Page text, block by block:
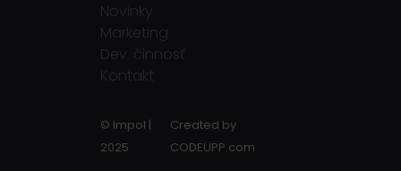
Novinky
Marketing
Dev. činnosť
Kontakt
© Impol |
2025
Created by
CODEUPP.com